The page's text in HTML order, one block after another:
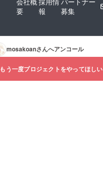
要
報
募集
mosakoanさんへアンコール
もう一度プロジェクトをやってほしい